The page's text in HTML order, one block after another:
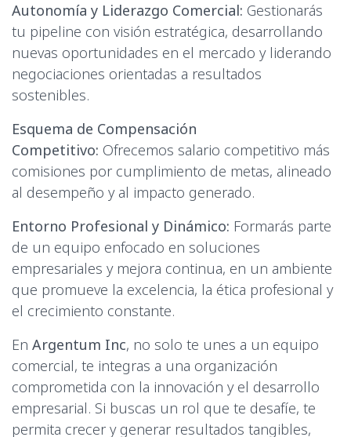
Autonomía y Liderazgo Comercial: Gestionarás
tu pipeline con visión estratégica, desarrollando
nuevas oportunidades en el mercado y liderando
negociaciones orientadas a resultados
sostenibles.
Esquema de Compensación
Competitivo: Ofrecemos salario competitivo más
comisiones por cumplimiento de metas, alineado
al desempeño y al impacto generado.
Entorno Profesional y Dinámico: Formarás parte
de un equipo enfocado en soluciones
empresariales y mejora continua, en un ambiente
que promueve la excelencia, la ética profesional y
el crecimiento constante.
En Argentum Inc, no solo te unes a un equipo
comercial, te integras a una organización
comprometida con la innovación y el desarrollo
empresarial. Si buscas un rol que te desafíe, te
permita crecer y generar resultados tangibles,